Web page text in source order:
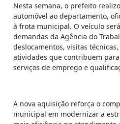
Nesta semana, o prefeito
automóvel ao departamento,
à frota municipal. O veículo
demandas da Agência do
deslocamentos, visitas
atividades que contribuem
serviços de emprego e
A nova aquisição reforça o
municipal em modernizar a